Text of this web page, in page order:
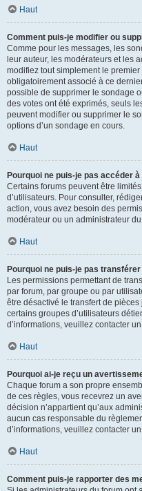
Haut
Comment puis-je modifier ou
Comme pour les messages, les
leur auteur, les modérateurs et les
modifiez tout simplement le
obligatoirement associé à ce
possible de supprimer le sondage
des votes ont été exprimés, seuls
peuvent modifier ou supprimer le
options d’un sondage en cours.
Haut
Pourquoi ne puis-je pas accéder
Certains forums peuvent être
d’utilisateurs. Pour consulter,
action, vous avez besoin des
modérateur ou un administrateur
Haut
Pourquoi ne puis-je pas
Les permissions permettant de
par forum, par groupe ou par
être désactivé le transfert de
certains groupes d’utilisateurs
d’informations, veuillez contacter
Haut
Pourquoi ai-je reçu un
Chaque forum a son propre
de ces règles, vous recevrez un
décision n’appartient qu’aux
aucun cas responsable du
d’informations, veuillez contacter
Haut
Comment puis-je rapporter des